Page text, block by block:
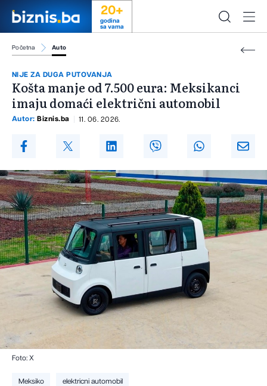
20+
godina
sa vama
Početna Auto
NIJE ZA DUGA PUTOVANJA
Košta manje od 7.500 eura: Meksikanci
imaju domaći električni automobil
Autor: Biznis.ba 11. 06. 2026.
Foto: X
Meksiko elektricni automobil